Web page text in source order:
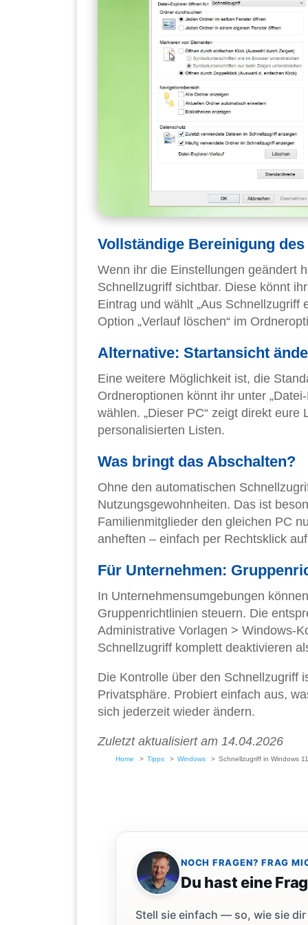
Vollständige Bereinigung
Wenn ihr die Einstellungen geändert
Schnellzugriff sichtbar. Diese könnt
Eintrag und wählt „Aus Schnellzugriff
Option „Verlauf löschen“ im
Alternative: Startansicht
Eine weitere Möglichkeit ist, die
Ordneroptionen könnt ihr unter
wählen. „Dieser PC“ zeigt direkt
personalisierten Listen.
Was bringt das Abschalten?
Ohne den automatischen
Nutzungsgewohnheiten. Das ist
Familienmitglieder den gleichen PC
anheften – einfach per Rechtsklick
Für Unternehmen:
In Unternehmensumgebungen
Gruppenrichtlinien steuern. Die
Administrative Vorlagen > Windows-
Schnellzugriff komplett deaktivieren
Die Kontrolle über den Schnellzugriff
Privatsphäre. Probiert einfach aus,
sich jederzeit wieder ändern.
Zuletzt aktualisiert am 14.04.2026
Home Tipps Windows Schnellzugriff in Windows
NOCH FRAGEN? FRAG
Du hast eine
Stell sie einfach — so, wie sie